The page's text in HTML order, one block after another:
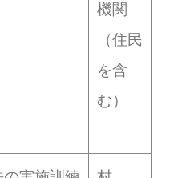
機関
（住民
を含
む）